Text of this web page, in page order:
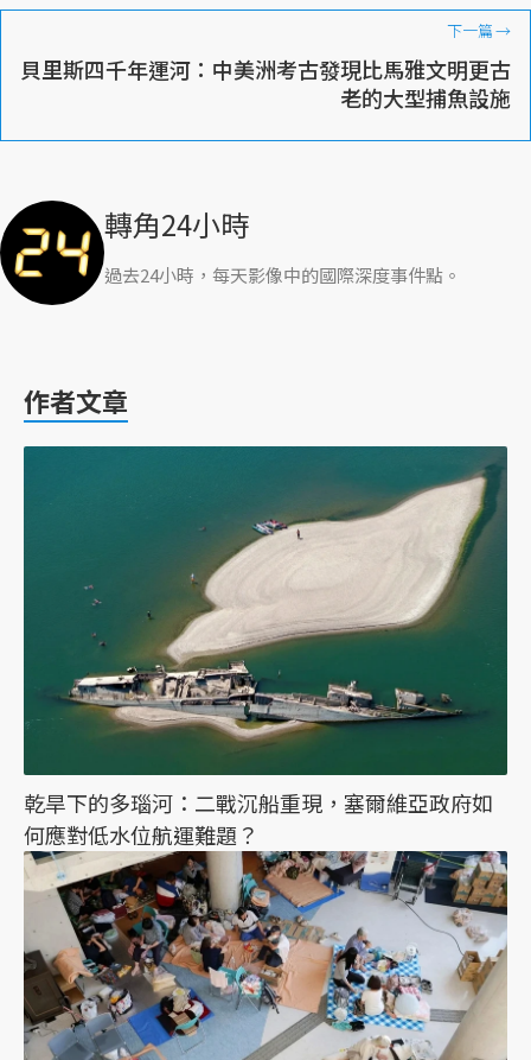
下一篇→
貝里斯四千年運河：中美洲考古發現比馬雅文明更古
老的大型捕魚設施
轉角24小時
過去24小時，每天影像中的國際深度事件點。
作者文章
乾旱下的多瑙河：二戰沉船重現，塞爾維亞政府如
何應對低水位航運難題？